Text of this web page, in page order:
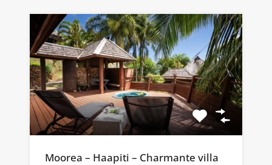
Moorea – Haapiti – Charmante villa